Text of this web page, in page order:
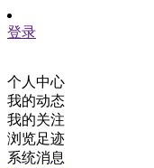
登录
个人中心
我的动态
我的关注
浏览足迹
系统消息